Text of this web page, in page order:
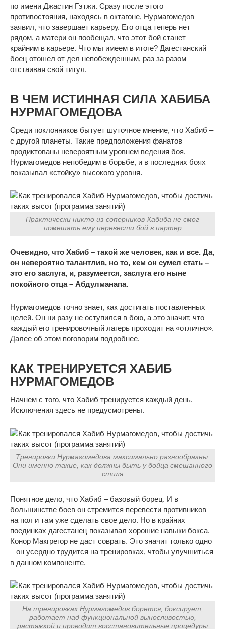
по имени Джастин Гэтжи. Сразу после этого
противостояния, находясь в октагоне, Нурмагомедов
заявил, что завершает карьеру. Его отца теперь нет
рядом, а матери он пообещал, что этот бой станет
крайним в карьере. Что мы имеем в итоге? Дагестанский
боец отошел от дел непобежденным, раз за разом
отстаивая свой титул.
В ЧЕМ ИСТИННАЯ СИЛА ХАБИБА
НУРМАГОМЕДОВА
Среди поклонников бытует шуточное мнение, что Хабиб –
с другой планеты. Такие предположения фанатов
продиктованы невероятным уровнем ведения боя.
Нурмагомедов непобедим в борьбе, и в последних боях
показывал «стойку» высокого уровня.
Практически никто из соперников Хабиба не смог
помешать ему перевести бой в партер
Очевидно, что Хабиб – такой же человек, как и все. Да,
он невероятно талантлив, но то, кем он сумел стать –
это его заслуга, и, разумеется, заслуга его ныне
покойного отца – Абдулманапа.
Нурмагомедов точно знает, как достигать поставленных
целей. Он ни разу не оступился в бою, а это значит, что
каждый его тренировочный лагерь проходит на «отлично».
Далее об этом поговорим подробнее.
КАК ТРЕНИРУЕТСЯ ХАБИБ
НУРМАГОМЕДОВ
Начнем с того, что Хабиб тренируется каждый день.
Исключения здесь не предусмотрены.
Тренировки Нурмагомедова максимально разнообразны.
Они именно такие, как должны быть у бойца смешанного
стиля
Понятное дело, что Хабиб – базовый борец. И в
большинстве боев он стремится перевести противников
на пол и там уже сделать свое дело. Но в крайних
поединках дагестанец показывал хорошие навыки бокса.
Конор Макгрегор не даст соврать. Это значит только одно
– он усердно трудится на тренировках, чтобы улучшиться
в данном компоненте.
На тренировках Нурмагомедов борется, боксирует,
работает над функциональной выносливостью,
растяжкой и проводит восстановительные процедуры